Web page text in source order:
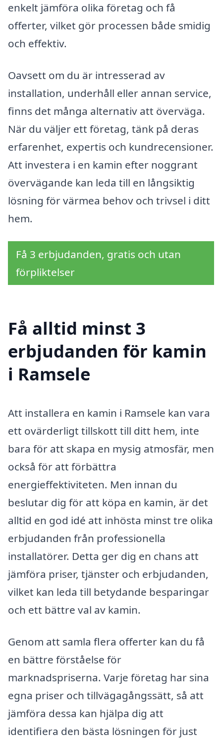
enkelt jämföra olika företag och få
offerter, vilket gör processen både smidig
och effektiv.
Oavsett om du är intresserad av
installation, underhåll eller annan service,
finns det många alternativ att överväga.
När du väljer ett företag, tänk på deras
erfarenhet, expertis och kundrecensioner.
Att investera i en kamin efter noggrant
övervägande kan leda till en långsiktig
lösning för värmea behov och trivsel i ditt
hem.
Få 3 erbjudanden, gratis och utan
förpliktelser
Få alltid minst 3
erbjudanden för kamin
i Ramsele
Att installera en kamin i Ramsele kan vara
ett ovärderligt tillskott till ditt hem, inte
bara för att skapa en mysig atmosfär, men
också för att förbättra
energieffektiviteten. Men innan du
beslutar dig för att köpa en kamin, är det
alltid en god idé att inhösta minst tre olika
erbjudanden från professionella
installatörer. Detta ger dig en chans att
jämföra priser, tjänster och erbjudanden,
vilket kan leda till betydande besparingar
och ett bättre val av kamin.
Genom att samla flera offerter kan du få
en bättre förståelse för
marknadspriserna. Varje företag har sina
egna priser och tillvägagångssätt, så att
jämföra dessa kan hjälpa dig att
identifiera den bästa lösningen för just